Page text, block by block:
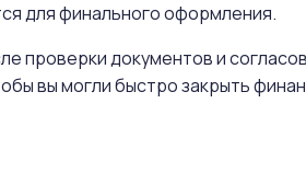
для финального оформления.
проверки документов и
вы могли быстро закрыть